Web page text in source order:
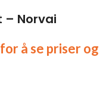
– Norvai
å se priser og